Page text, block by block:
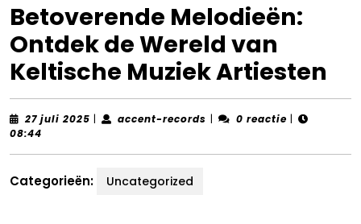
Betoverende Melodieën:
Ontdek de Wereld van
Keltische Muziek Artiesten
27 juli 2025 27| accent-records accent-
| 0 reactie |
08:44
Categorieën: Uncategorized